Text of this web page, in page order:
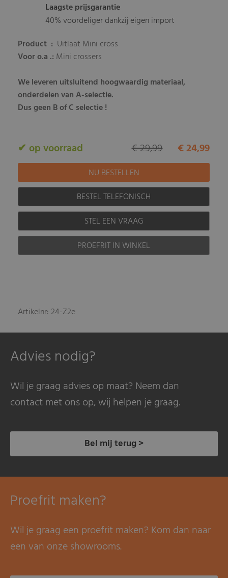
Laagste prijsgarantie
40% voordeliger dankzij eigen import
Product : Uitlaat Mini cross
Voor o.a .: Mini crossers
We leveren uitsluitend hoogwaardig materiaal,
onderdelen van A-selectie.
Dus geen B of C selectie !
✔ op voorraad € 24,99
€ 29,99
BESTEL TELEFONISCH
STEL EEN VRAAG
PROEFRIT IN WINKEL
Artikelnr: 24-Z2e
Advies nodig?
Wil je graag advies op maat? Neem dan
contact met ons op, wij helpen je graag.
Bel mij terug >
Proefrit maken?
Wil je graag een proefrit maken? Kom dan naar
een van onze showrooms.